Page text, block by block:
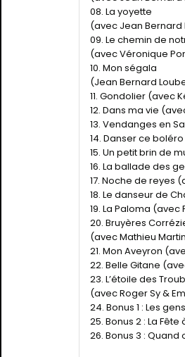
08. La yoyette
(avec Jean Bernard
09. Le chemin de
(avec Véronique
10. Mon ségala
(Jean Bernard
11. Gondolier (avec
12. Dans ma vie
13. Vendanges en
14. Danser ce
15. Un petit brin de
16. La ballade des
17. Noche de reyes
18. Le danseur de
19. La Paloma (avec
20. Bruyères
(avec Mathieu
21. Mon Aveyron
22. Belle Gitane
23. L’étoile des
(avec Roger Sy &
24. Bonus 1 : Les
25. Bonus 2 : La
26. Bonus 3 :